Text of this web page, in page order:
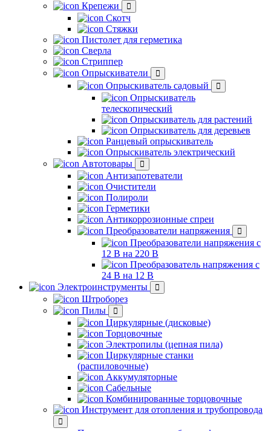
Крепежи
Скотч
Стяжки
Пистолет для герметика
Сверла
Стриппер
Опрыскиватели
Опрыскиватель садовый
Опрыскиватель
телескопический
Опрыскиватель для растений
Опрыскиватель для деревьев
Ранцевый опрыскиватель
Опрыскиватель электрический
Автотовары
Антизапотеватели
Очистители
Полироли
Герметики
Антикоррозионные спреи
Преобразователи напряжения
Преобразователи напряжения с
12 В на 220 В
Преобразователь напряжения с
24 В на 12 В
Электроинструменты
Штроборез
Пилы
Циркулярные (дисковые)
Торцовочные
Электропилы (цепная пила)
Циркулярные станки
(распиловочные)
Аккумуляторные
Сабельные
Комбинированные торцовочные
Инструмент для отопления и трубопровода